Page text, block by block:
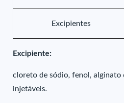
Excipientes
Excipiente:
cloreto de sódio, fenol, alginato
injetáveis.